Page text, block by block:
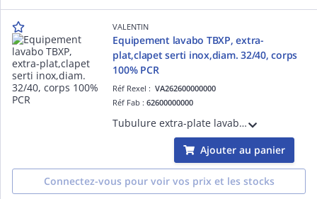
VALENTIN
Equipement lavabo TBXP, extra-
plat,clapet serti inox,diam. 32/40, corps
100% PCR
Réf Rexel :VA262600000000
Réf Fab :62600000000
Tubulure extra-plate lavabo avec bonde H100 mm recoupable, clapet inox digiclic ou fixe, sortie D=32 ou 40 mm, siphon déporté NF, corps plastique 100% recyclé, garde d'eau 50 mm, débit 32 l/min.
Ajouter au panier
Connectez-vous pour voir vos prix et les stocks